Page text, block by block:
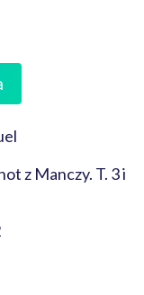
z Manczy. T. 3 i